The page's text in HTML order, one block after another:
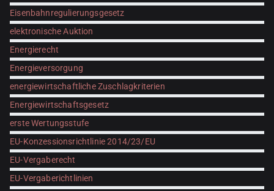
Eisenbahnregulierungsgesetz
elektronische Auktion
Energierecht
Energieversorgung
energiewirtschaftliche Zuschlagkriterien
Energiewirtschaftsgesetz
erste Wertungsstufe
EU-Konzessionsrichtlinie 2014/23/EU
EU-Vergaberecht
EU-Vergaberichtlinien